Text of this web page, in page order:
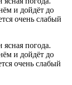
и дойдёт до
очень слабый
ясная погода.
и дойдёт до
очень слабый